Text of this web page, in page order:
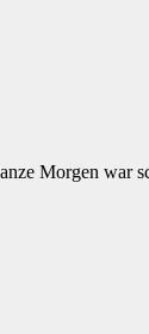
Morgen war